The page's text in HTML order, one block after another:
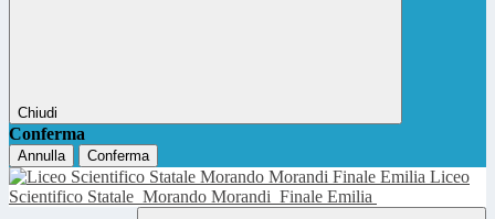
Chiudi
Conferma
Annulla Conferma
Liceo
Scientifico Statale Morando Morandi Finale Emilia